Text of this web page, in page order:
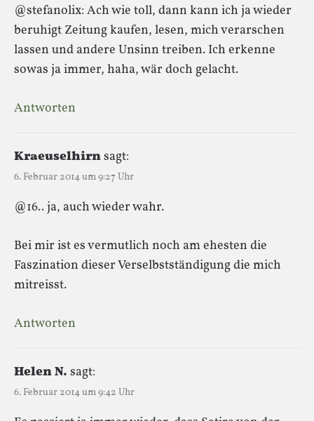
@stefanolix: Ach wie toll, dann kann ich ja wieder
beruhigt Zeitung kaufen, lesen, mich verarschen
lassen und andere Unsinn treiben. Ich erkenne
sowas ja immer, haha, wär doch gelacht.
Antworten
Kraeuselhirnsagt:
6. Februar 2014 um 9:27 Uhr
@16.. ja, auch wieder wahr.
Bei mir ist es vermutlich noch am ehesten die
Faszination dieser Verselbstständigung die mich
mitreisst.
Antworten
Helen N. sagt:
6. Februar 2014 um 9:42 Uhr